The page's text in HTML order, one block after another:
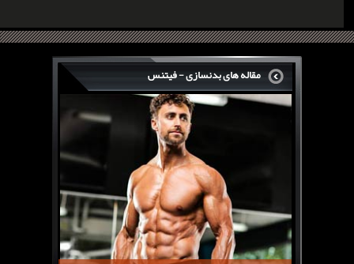
مقاله های بدنسازی - فیتنس
سرگی کنستانس چگونه بر روی بازو های فوق العاده...
روش های افزایش پیک بازو
فارماتون چیست؟
کلن بوترول Clenbuterol
CJC1295 | سی جی سی 1295
11 توصیه برای کاهش اشتها